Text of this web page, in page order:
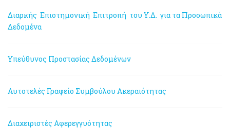
Διαρκής Επιστημονική Επιτροπή του Υ.Δ. για τα Προσωπικά
Δεδομένα
Υπεύθυνος Προστασίας Δεδομένων
Αυτοτελές Γραφείο Συμβούλου Ακεραιότητας
Διαχειριστές Αφερεγγυότητας